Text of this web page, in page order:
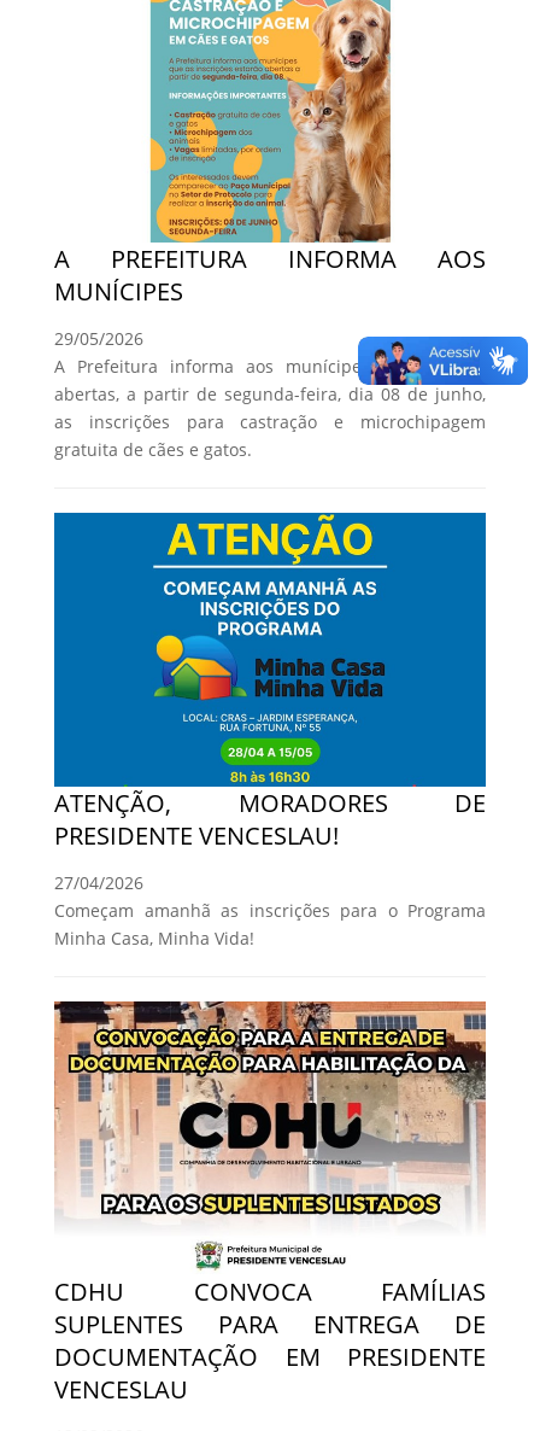
A PREFEITURA INFORMA AOS
MUNÍCIPES
29/05/2026
A Prefeitura informa aos munícipes que estarão
abertas, a partir de segunda-feira, dia 08 de junho,
as inscrições para castração e microchipagem
gratuita de cães e gatos.
ATENÇÃO, MORADORES DE
PRESIDENTE VENCESLAU!
27/04/2026
Começam amanhã as inscrições para o Programa
Minha Casa, Minha Vida!
CDHU CONVOCA FAMÍLIAS
SUPLENTES PARA ENTREGA DE
DOCUMENTAÇÃO EM PRESIDENTE
VENCESLAU